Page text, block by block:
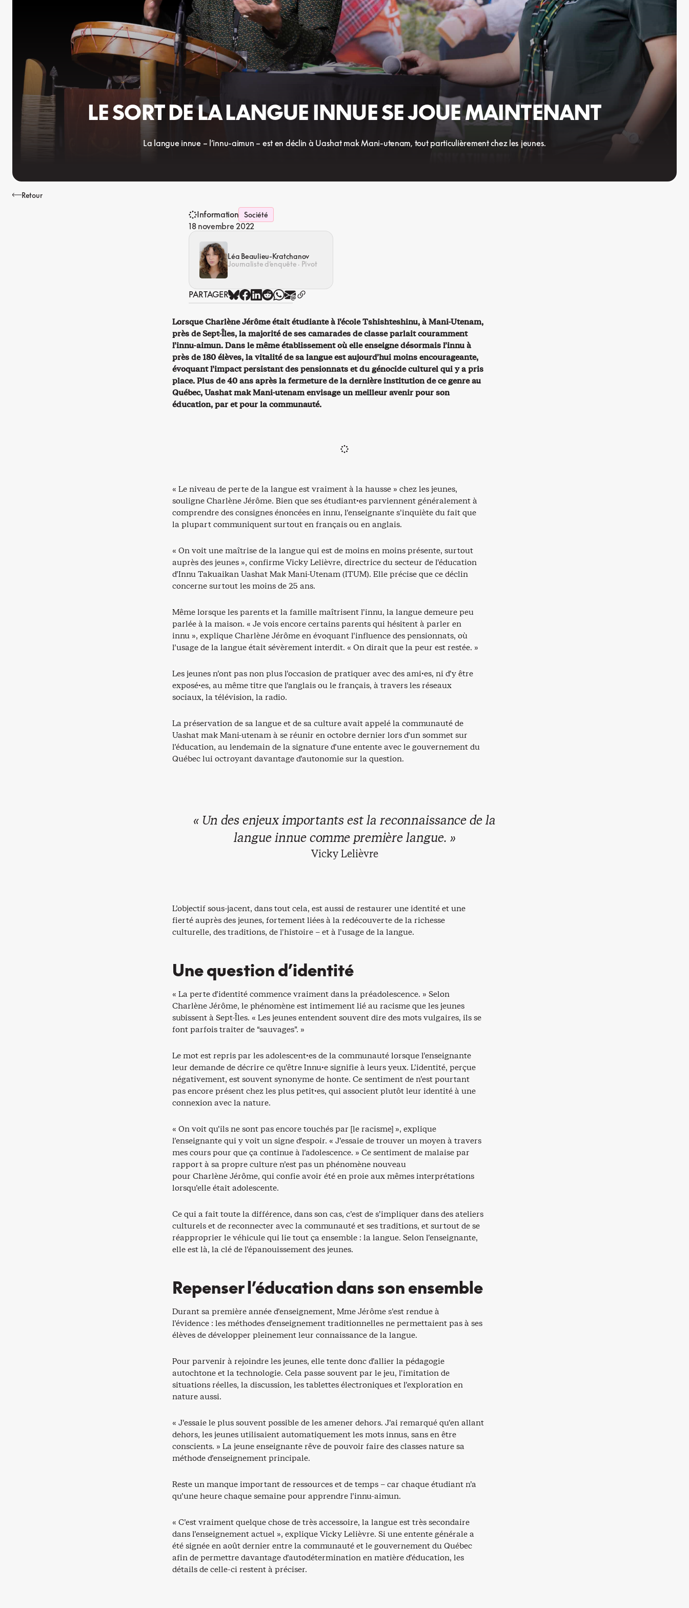
LE SORT DE LA LANGUE INNUE SE JOUE MAINTENANT
La langue innue – l’innu-aimun – est en déclin à Uashat mak Mani-utenam, tout particulièrement chez les jeunes.
Retour
Information Société
18 novembre 2022
Léa Beaulieu-Kratchanov
Journaliste d’enquête · Pivot
PARTAGER
Lorsque Charlène Jérôme était étudiante à l’école Tshishteshinu, à Mani-Utenam,
près de Sept-Îles, la majorité de ses camarades de classe parlait couramment
l’innu-aimun. Dans le même établissement où elle enseigne désormais l’innu à
près de 180 élèves, la vitalité de sa langue est aujourd’hui moins encourageante,
évoquant l’impact persistant des pensionnats et du génocide culturel qui y a pris
place. Plus de 40 ans après la fermeture de la dernière institution de ce genre au
Québec, Uashat mak Mani-utenam envisage un meilleur avenir pour son
éducation, par et pour la communauté.
« Le niveau de perte de la langue est vraiment à la hausse » chez les jeunes,
souligne Charlène Jérôme. Bien que ses étudiant·es parviennent généralement à
comprendre des consignes énoncées en innu, l’enseignante s’inquiète du fait que
la plupart communiquent surtout en français ou en anglais.
« On voit une maîtrise de la langue qui est de moins en moins présente, surtout
auprès des jeunes », confirme Vicky Lelièvre, directrice du secteur de l’éducation
d’Innu Takuaikan Uashat Mak Mani-Utenam (ITUM). Elle précise que ce déclin
concerne surtout les moins de 25 ans.
Même lorsque les parents et la famille maîtrisent l’innu, la langue demeure peu
parlée à la maison. « Je vois encore certains parents qui hésitent à parler en
innu », explique Charlène Jérôme en évoquant l’influence des pensionnats, où
l’usage de la langue était sévèrement interdit. « On dirait que la peur est restée. »
Les jeunes n’ont pas non plus l’occasion de pratiquer avec des ami·es, ni d’y être
exposé·es, au même titre que l’anglais ou le français, à travers les réseaux
sociaux, la télévision, la radio.
La préservation de sa langue et de sa culture avait appelé la communauté de
Uashat mak Mani-utenam à se réunir en octobre dernier lors d’un sommet sur
l’éducation, au lendemain de la signature d’une entente avec le gouvernement du
Québec lui octroyant davantage d’autonomie sur la question.
« Un des enjeux importants est la reconnaissance de la
langue innue comme première langue. »
Vicky Lelièvre
L’objectif sous-jacent, dans tout cela, est aussi de restaurer une identité et une
fierté auprès des jeunes, fortement liées à la redécouverte de la richesse
culturelle, des traditions, de l’histoire – et à l’usage de la langue.
Une question d’identité
« La perte d’identité commence vraiment dans la préadolescence. » Selon
Charlène Jérôme, le phénomène est intimement lié au racisme que les jeunes
subissent à Sept-Îles. « Les jeunes entendent souvent dire des mots vulgaires, ils se
font parfois traiter de “sauvages”. »
Le mot est repris par les adolescent·es de la communauté lorsque l’enseignante
leur demande de décrire ce qu’être Innu·e signifie à leurs yeux. L’identité, perçue
négativement, est souvent synonyme de honte. Ce sentiment de n’est pourtant
pas encore présent chez les plus petit·es, qui associent plutôt leur identité à une
connexion avec la nature.
« On voit qu’ils ne sont pas encore touchés par [le racisme] », explique
l’enseignante qui y voit un signe d’espoir. « J’essaie de trouver un moyen à travers
mes cours pour que ça continue à l’adolescence. » Ce sentiment de malaise par
rapport à sa propre culture n’est pas un phénomène nouveau
pour Charlène Jérôme, qui confie avoir été en proie aux mêmes interprétations
lorsqu’elle était adolescente.
Ce qui a fait toute la différence, dans son cas, c’est de s’impliquer dans des ateliers
culturels et de reconnecter avec la communauté et ses traditions, et surtout de se
réapproprier le véhicule qui lie tout ça ensemble : la langue. Selon l’enseignante,
elle est là, la clé de l’épanouissement des jeunes.
Repenser l’éducation dans son ensemble
Durant sa première année d’enseignement, Mme Jérôme s’est rendue à
l’évidence : les méthodes d’enseignement traditionnelles ne permettaient pas à ses
élèves de développer pleinement leur connaissance de la langue.
Pour parvenir à rejoindre les jeunes, elle tente donc d’allier la pédagogie
autochtone et la technologie. Cela passe souvent par le jeu, l’imitation de
situations réelles, la discussion, les tablettes électroniques et l’exploration en
nature aussi.
« J’essaie le plus souvent possible de les amener dehors. J’ai remarqué qu’en allant
dehors, les jeunes utilisaient automatiquement les mots innus, sans en être
conscients. » La jeune enseignante rêve de pouvoir faire des classes nature sa
méthode d’enseignement principale.
Reste un manque important de ressources et de temps – car chaque étudiant n’a
qu’une heure chaque semaine pour apprendre l’innu-aimun.
« C’est vraiment quelque chose de très accessoire, la langue est très secondaire
dans l’enseignement actuel », explique Vicky Lelièvre. Si une entente générale a
été signée en août dernier entre la communauté et le gouvernement du Québec
afin de permettre davantage d’autodétermination en matière d’éducation, les
détails de celle-ci restent à préciser.